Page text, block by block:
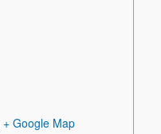
+ Google Map